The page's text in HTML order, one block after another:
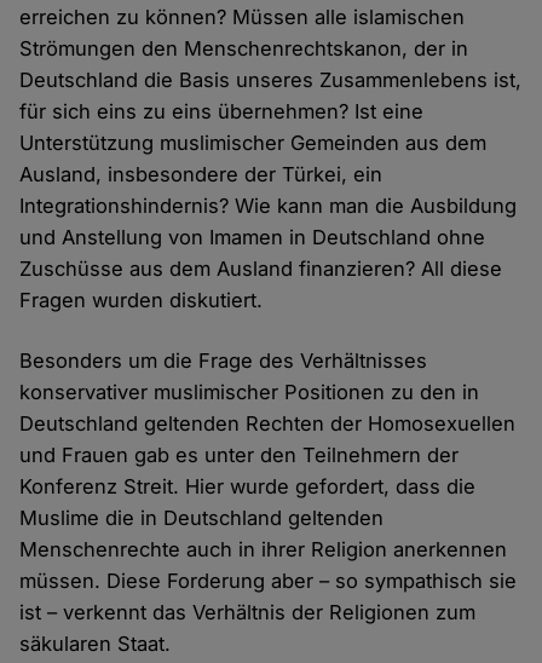
erreichen zu können? Müssen alle islamischen
Strömungen den Menschenrechtskanon, der in
Deutschland die Basis unseres Zusammenlebens ist,
für sich eins zu eins übernehmen? Ist eine
Unterstützung muslimischer Gemeinden aus dem
Ausland, insbesondere der Türkei, ein
Integrationshindernis? Wie kann man die Ausbildung
und Anstellung von Imamen in Deutschland ohne
Zuschüsse aus dem Ausland finanzieren? All diese
Fragen wurden diskutiert.
Besonders um die Frage des Verhältnisses
konservativer muslimischer Positionen zu den in
Deutschland geltenden Rechten der Homosexuellen
und Frauen gab es unter den Teilnehmern der
Konferenz Streit. Hier wurde gefordert, dass die
Muslime die in Deutschland geltenden
Menschenrechte auch in ihrer Religion anerkennen
müssen. Diese Forderung aber – so sympathisch sie
ist – verkennt das Verhältnis der Religionen zum
säkularen Staat.